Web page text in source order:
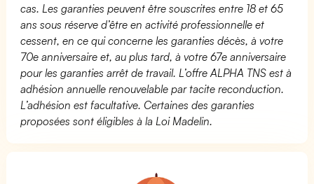
cas. Les garanties peuvent être souscrites entre 18 et 65
ans sous réserve d’être en activité professionnelle et
cessent, en ce qui concerne les garanties décès, à votre
70e anniversaire et, au plus tard, à votre 67e anniversaire
pour les garanties arrêt de travail. L’offre ALPHA TNS est à
adhésion annuelle renouvelable par tacite reconduction.
L’adhésion est facultative. Certaines des garanties
proposées sont éligibles à la Loi Madelin.